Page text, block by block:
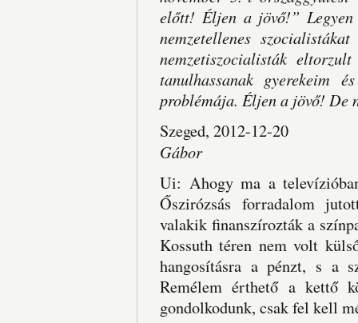
előtt! Éljen a jövő!”
nemzetellenes
nemzetiszocialisták
tanulhassanak gyerekeim
problémája. Éljen a jövő! De
Szeged,
Gábor
Ui: Ahogy ma a
Őszirózsás forradalom
valakik finanszírozták a
Kossuth téren nem volt
hangosításra a pénzt, s a
Remélem érthető a
gondolkodunk, csak fel kell